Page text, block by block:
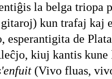
la belga triopa
kun trafaj kaj
esperantigita de
kiuj kantis kune
(Vivo fluas,